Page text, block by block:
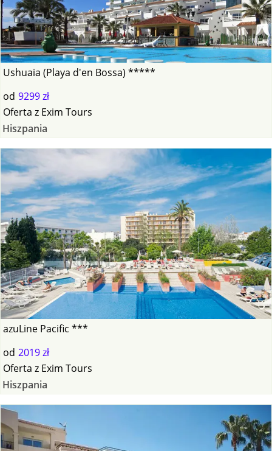
Ushuaia (Playa d'en Bossa) *****
od 9299 zł
Oferta z Exim Tours
Hiszpania
azuLine Pacific ***
od 2019 zł
Oferta z Exim Tours
Hiszpania